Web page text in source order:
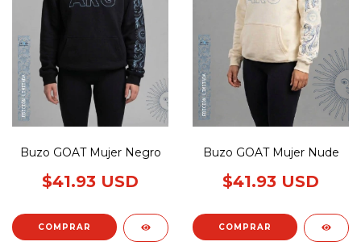
Buzo GOAT Mujer Negro
$41.93 USD
COMPRAR
Buzo GOAT Mujer Nude
$41.93 USD
COMPRAR